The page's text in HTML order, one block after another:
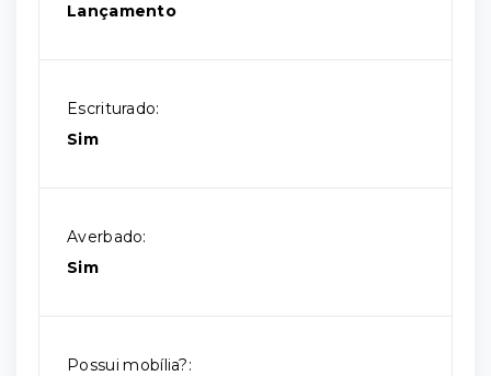
Lançamento
Escriturado:
Sim
Averbado:
Sim
Possui mobília?: